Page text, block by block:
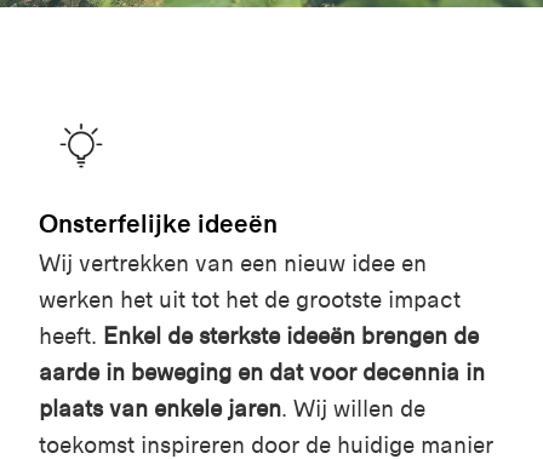
Onsterfelijke ideeën
Wij vertrekken van een nieuw idee en
werken het uit tot het de grootste impact
heeft. Enkel de sterkste ideeën brengen de
aarde in beweging en dat voor decennia in
plaats van enkele jaren. Wij willen de
toekomst inspireren door de huidige manier